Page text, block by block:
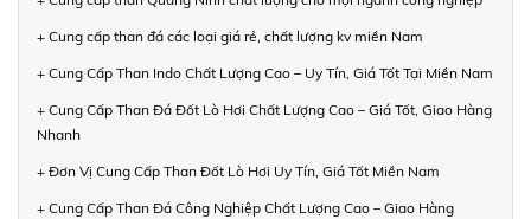
+ Cung cấp than đá các loại giá rẻ, chất lượng kv miền Nam
+ Cung Cấp Than Indo Chất Lượng Cao – Uy Tín, Giá Tốt Tại Miền Nam
+ Cung Cấp Than Đá Đốt Lò Hơi Chất Lượng Cao – Giá Tốt, Giao Hàng
Nhanh
+ Đơn Vị Cung Cấp Than Đốt Lò Hơi Uy Tín, Giá Tốt Miền Nam
+ Cung Cấp Than Đá Công Nghiệp Chất Lượng Cao – Giao Hàng